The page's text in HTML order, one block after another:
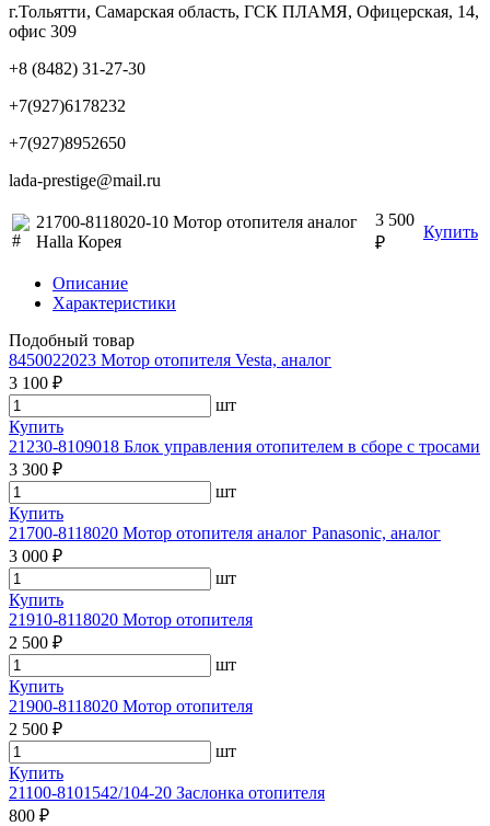
г.Тольятти, Самарская область, ГСК ПЛАМЯ, Офицерская, 14,
офис 309
+8 (8482) 31-27-30
+7(927)6178232
+7(927)8952650
lada-prestige@mail.ru
21700-8118020-10 Мотор отопителя аналог
Halla Корея
3 500
₽
Купить
Описание
Характеристики
Подобный товар
8450022023 Мотор отопителя Vesta, аналог
3 100 ₽
шт
Купить
21230-8109018 Блок управления отопителем в сборе с тросами
3 300 ₽
шт
Купить
21700-8118020 Мотор отопителя аналог Panasonic, аналог
3 000 ₽
шт
Купить
21910-8118020 Мотор отопителя
2 500 ₽
шт
Купить
21900-8118020 Мотор отопителя
2 500 ₽
шт
Купить
21100-8101542/104-20 Заслонка отопителя
800 ₽